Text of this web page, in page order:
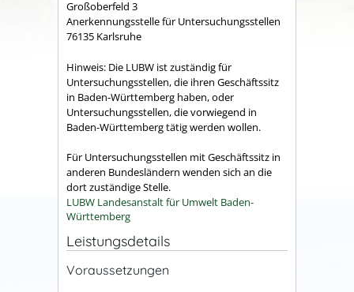
Großoberfeld 3
Anerkennungsstelle für Untersuchungsstellen
76135 Karlsruhe
Hinweis: Die LUBW ist zuständig für
Untersuchungsstellen, die ihren Geschäftssitz
in Baden-Württemberg haben, oder
Untersuchungsstellen, die vorwiegend in
Baden-Württemberg tätig werden wollen.
Für Untersuchungsstellen mit Geschäftssitz in
anderen Bundesländern wenden sich an die
dort zuständige Stelle.
LUBW Landesanstalt für Umwelt Baden-
Württemberg
Leistungsdetails
Voraussetzungen